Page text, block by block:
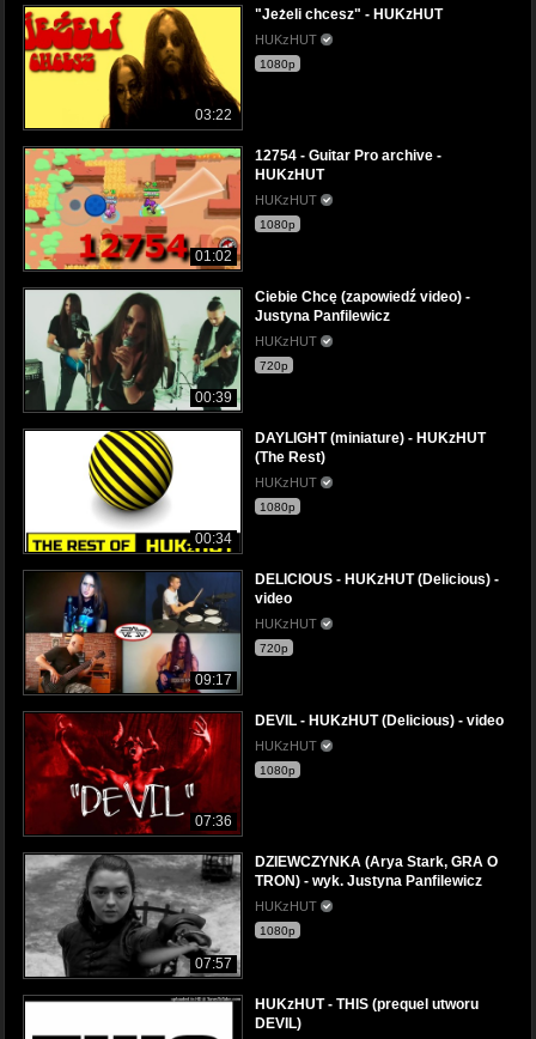
03:22
"Jeżeli chcesz" - HUKzHUT
HUKzHUT
1080p
01:02
12754 - Guitar Pro archive -
HUKzHUT
HUKzHUT
1080p
00:39
Ciebie Chcę (zapowiedź video) -
Justyna Panfilewicz
HUKzHUT
720p
00:34
DAYLIGHT (miniature) - HUKzHUT
(The Rest)
HUKzHUT
1080p
09:17
DELICIOUS - HUKzHUT (Delicious) -
video
HUKzHUT
720p
07:36
DEVIL - HUKzHUT (Delicious) - video
HUKzHUT
1080p
07:57
DZIEWCZYNKA (Arya Stark, GRA O
TRON) - wyk. Justyna Panfilewicz
HUKzHUT
1080p
HUKzHUT - THIS (prequel utworu
DEVIL)